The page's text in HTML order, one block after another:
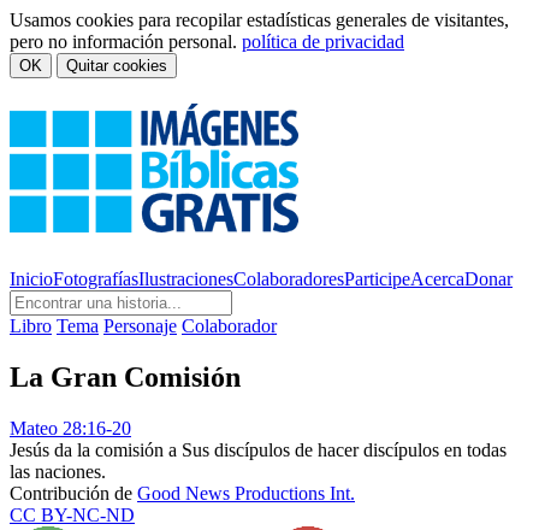
Usamos cookies para recopilar estadísticas generales de visitantes,
pero no información personal. política de privacidad
OK Quitar cookies
InicioFotografíasIlustracionesColaboradoresParticipeAcercaDonar
Libro Tema Personaje Colaborador
La Gran Comisión
Mateo 28:16-20
Jesús da la comisión a Sus discípulos de hacer discípulos en todas
las naciones.
Contribución de Good News Productions Int.
CC BY-NC-ND